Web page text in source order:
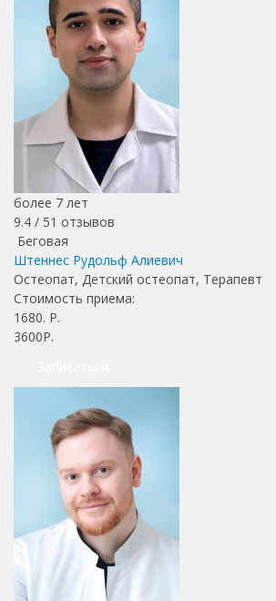
более 7 лет
9.4 / 51 отзывов
Беговая
Штеннес Рудольф Алиевич
Остеопат, Детский остеопат, Терапевт
Стоимость приема:
1680. Р.
3600Р.